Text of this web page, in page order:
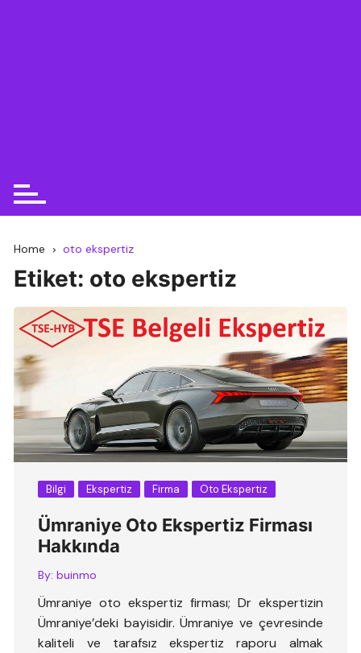
Home oto ekspertiz
Etiket: oto ekspertiz
Bilgi Ekspertiz Firma Oto Ekspertiz
Ümraniye Oto Ekspertiz Firması
Hakkında
By: buinmo
Ümraniye oto ekspertiz firması; Dr ekspertizin
Ümraniye’deki bayisidir. Ümraniye ve çevresinde
kaliteli ve tarafsız ekspertiz raporu almak